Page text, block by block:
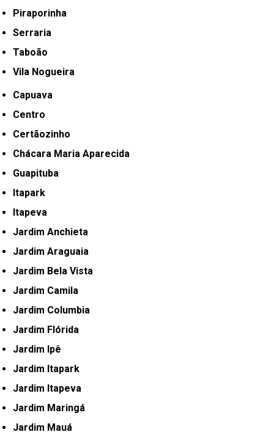
Piraporinha
Serraria
Taboão
Vila Nogueira
Capuava
Centro
Certãozinho
Chácara Maria Aparecida
Guapituba
Itapark
Itapeva
Jardim Anchieta
Jardim Araguaia
Jardim Bela Vista
Jardim Camila
Jardim Columbia
Jardim Flórida
Jardim Ipê
Jardim Itapark
Jardim Itapeva
Jardim Maringá
Jardim Mauá